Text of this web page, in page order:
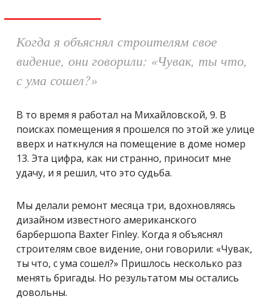
Когда я объяснял строителям свое
видение, они говорили: «Чувак, ты что,
с ума сошел?»
В то время я работал на Михайловской, 9. В
поисках помещения я прошелся по этой же улице
вверх и наткнулся на помещение в доме номер
13. Эта цифра, как ни странно, приносит мне
удачу, и я решил, что это судьба.
Мы делали ремонт месяца три, вдохновляясь
дизайном известного американского
барбершопа Baxter Finley. Когда я объяснял
строителям свое видение, они говорили: «Чувак,
ты что, с ума сошел?» Пришлось несколько раз
менять бригады. Но результатом мы остались
довольны.